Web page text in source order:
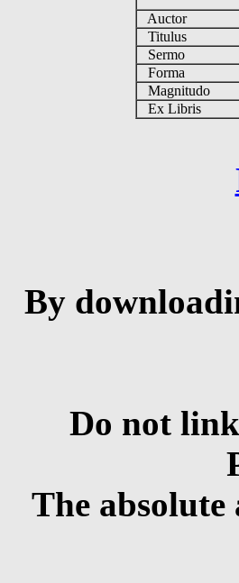
Auctor
Titulus
Sermo
Forma
Magnitudo
Ex Libris
By
Do not
The absolute